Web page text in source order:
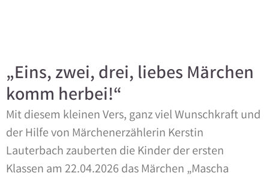
„Eins, zwei, drei, liebes Märchen
komm herbei!“
Mit diesem kleinen Vers, ganz viel Wunschkraft und
der Hilfe von Märchenerzählerin Kerstin
Lauterbach zauberten die Kinder der ersten
Klassen am 22.04.2026 das Märchen „Mascha